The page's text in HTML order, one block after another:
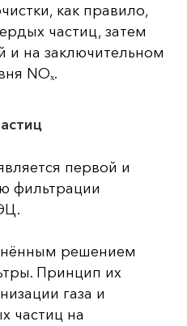
как правило,
частиц, затем
и на заключительном
NOₓ.
первой и
фильтрации
решением
Принцип их
газа и
частиц на